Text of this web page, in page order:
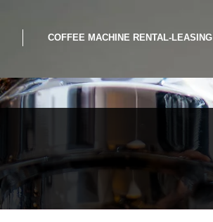
COFFEE MACHINE RENTAL-LEASING